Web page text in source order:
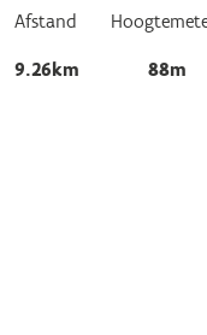
Afstand
9.26km 88m